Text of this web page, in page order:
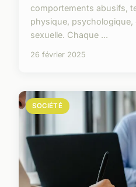
comportements abusifs,
physique, psychologique,
sexuelle. Chaque ...
26 février 2025
SOCIÉTÉ